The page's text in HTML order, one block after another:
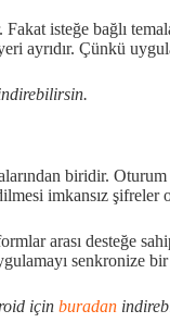
Fakat isteğe bağlı
ayrıdır. Çünkü
biridir.
imkansız şifreler
arası desteğe
senkronize
için buradan